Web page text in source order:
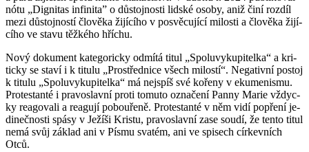
nótu „Dig­ni­tas in­fi­ni­ta” o dů­stoj­nos­ti lid­ské osoby, aniž činí roz­díl
mezi dů­stoj­nos­tí člo­vě­ka ži­jí­cí­ho v po­svě­cu­jí­cí mi­los­ti a člo­vě­ka ži­jí­
cí­ho ve stavu těž­ké­ho hří­chu.
Nový do­ku­ment ka­te­go­ric­ky od­mí­tá titul „Spo­lu­vy­ku­pi­tel­ka“ a kri­
tic­ky se staví i k ti­tu­lu „Pro­střed­ni­ce všech mi­los­tí“. Ne­ga­tiv­ní po­stoj
k ti­tu­lu „Spo­lu­vy­ku­pi­tel­ka“ má nej­spíš své ko­ře­ny v eku­me­nis­mu.
Pro­tes­tan­té i pra­voslav­ní proti to­mu­to ozna­če­ní Panny Marie vždyc­
ky re­a­go­va­li a re­a­gu­jí po­bou­ře­ně. Pro­tes­tan­té v něm vidí po­pře­ní je­
di­neč­nos­ti spásy v Je­ží­ši Kris­tu, pra­voslav­ní zase soudí, že tento titul
nemá svůj zá­klad ani v Písmu sva­tém, ani ve spi­sech cír­kev­ních
Otců.